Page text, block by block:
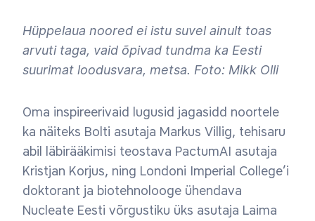
Hüppelaua noored ei istu suvel ainult toas
arvuti taga, vaid õpivad tundma ka Eesti
suurimat loodusvara, metsa. Foto: Mikk Olli
Oma inspireerivaid lugusid jagasidd noortele
ka näiteks Bolti asutaja Markus Villig, tehisaru
abil läbirääkimisi teostava PactumAI asutaja
Kristjan Korjus, ning Londoni Imperial College’i
doktorant ja biotehnolooge ühendava
Nucleate Eesti võrgustiku üks asutaja Laima